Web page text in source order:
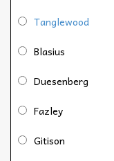
Tanglewood
Blasius
Duesenberg
Fazley
Gitison